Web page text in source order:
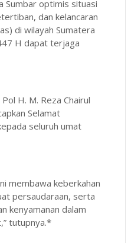
Sumbar optimis situasi
dan kelancaran
di wilayah Sumatera
H dapat terjaga
H. M. Reza Chairul
Selamat
seluruh umat
membawa keberkahan
persaudaraan, serta
kenyamanan dalam
tutupnya.*